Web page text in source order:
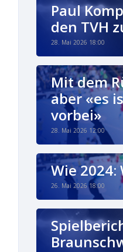
Paul
den TVH
28. Mai 2026 18:00
Mit dem
aber «es
vorbei»
28. Mai 2026 12:00
Wie 2024:
26. Mai 2026 18:00